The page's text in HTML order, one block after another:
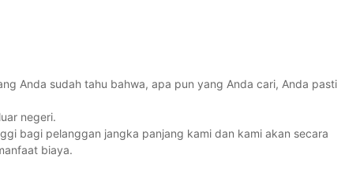
Anda sudah tahu bahwa, apa pun yang Anda cari, Anda pasti
negeri.
bagi pelanggan jangka panjang kami dan kami akan secara
biaya.